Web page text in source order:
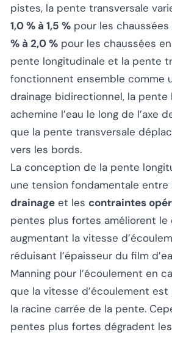
pistes, la pente transversale
1,0 % à 1,5 % pour les
% à 2,0 % pour les chaussées
pente longitudinale et la pente
fonctionnent ensemble comme
drainage bidirectionnel, la pente
achemine l’eau le long de l’axe
que la pente transversale
vers les bords.
La conception de la pente
une tension fondamentale entre
drainage et les contraintes
pentes plus fortes améliorent le
augmentant la vitesse
réduisant l’épaisseur du film
Manning pour l’écoulement en
que la vitesse d’écoulement
la racine carrée de la pente.
pentes plus fortes dégradent